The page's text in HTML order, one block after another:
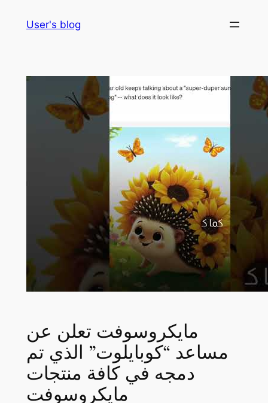
User's blog
مايكروسوفت تعلن عن
مساعد “كوبايلوت” الذي تم
دمجه في كافة منتجات
مايكروسوفت